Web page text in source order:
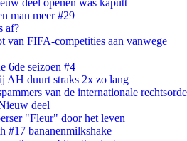
deel openen was kaputt
man meer #29
af?
van FIFA-competities aan vanwege
6de seizoen #4
AH duurt straks 2x zo lang
van de internationale rechtsorde
deel
"Fleur" door het leven
#17 bananenmilkshake